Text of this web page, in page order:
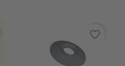
favorite_border